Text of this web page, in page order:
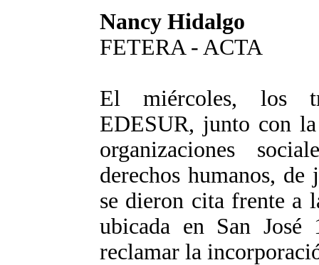
Nancy Hidalgo
FETERA - ACTA
El miércoles, los
EDESUR, junto con
organizaciones
derechos humanos,
se dieron cita frente a
ubicada en San José
reclamar la